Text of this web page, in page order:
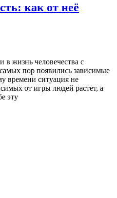
как от неё
жизнь человечества с
пор появились зависимые
времени ситуация не
от игры людей растет, а
эту